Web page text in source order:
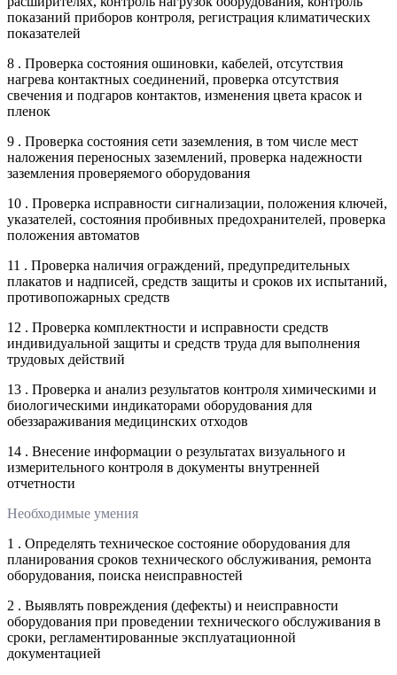
показаний приборов контроля, регистрация климатических
показателей
8 . Проверка состояния ошиновки, кабелей, отсутствия
нагрева контактных соединений, проверка отсутствия
свечения и подгаров контактов, изменения цвета красок и
пленок
9 . Проверка состояния сети заземления, в том числе мест
наложения переносных заземлений, проверка надежности
заземления проверяемого оборудования
10 . Проверка исправности сигнализации, положения ключей,
указателей, состояния пробивных предохранителей, проверка
положения автоматов
11 . Проверка наличия ограждений, предупредительных
плакатов и надписей, средств защиты и сроков их испытаний,
противопожарных средств
12 . Проверка комплектности и исправности средств
индивидуальной защиты и средств труда для выполнения
трудовых действий
13 . Проверка и анализ результатов контроля химическими и
биологическими индикаторами оборудования для
обеззараживания медицинских отходов
14 . Внесение информации о результатах визуального и
измерительного контроля в документы внутренней
отчетности
Необходимые умения
1 . Определять техническое состояние оборудования для
планирования сроков технического обслуживания, ремонта
оборудования, поиска неисправностей
2 . Выявлять повреждения (дефекты) и неисправности
оборудования при проведении технического обслуживания в
сроки, регламентированные эксплуатационной
документацией